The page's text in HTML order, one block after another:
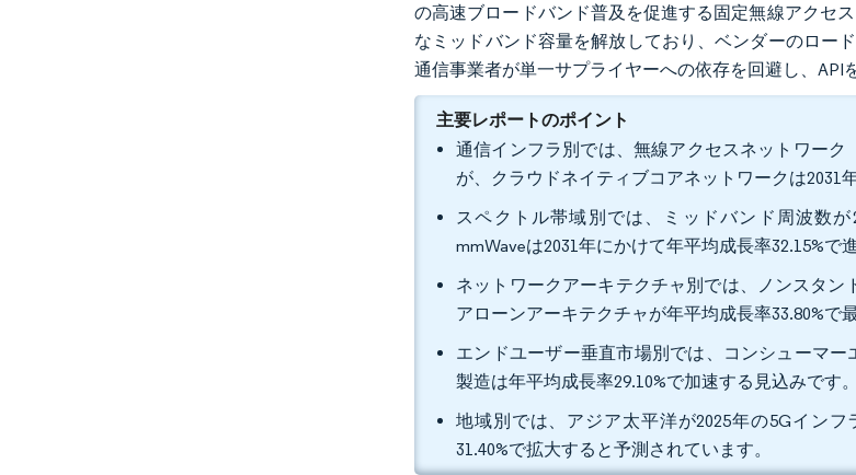
の高速ブロードバンド普及を促進する固定無線アクセ
なミッドバンド容量を解放しており、ベンダーのロー
通信事業者が単一サプライヤーへの依存を回避し、API
主要レポートのポイント
通信インフラ別では、無線アクセスネットワーク
が、クラウドネイティブコアネットワークは2031
スペクトル帯域別では、ミッドバンド周波数
mmWaveは2031年にかけて年平均成長率32.15%で
ネットワークアーキテクチャ別では、ノンスタン
アローンアーキテクチャが年平均成長率33.80%で
エンドユーザー垂直市場別では、コンシューマー
製造は年平均成長率29.10%で加速する見込みです。
地域別では、アジア太平洋が2025年の5Gイン
31.40%で拡大すると予測されています。